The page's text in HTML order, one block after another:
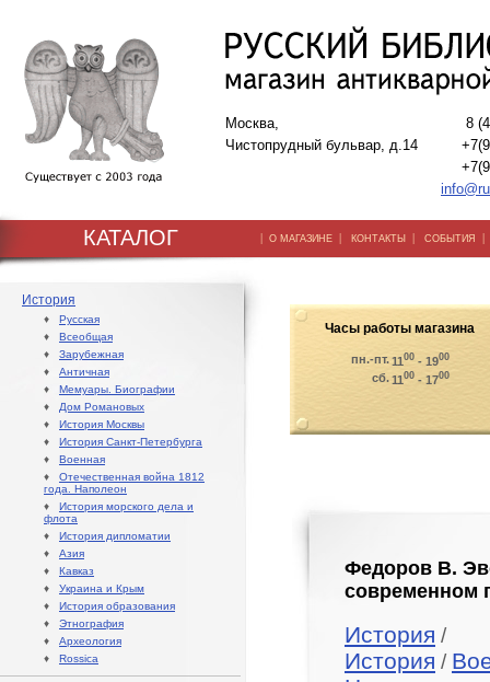
Москва,
Чистопрудный бульвар, д.14
8
КАТАЛОГ | О МАГАЗИНЕ | КОНТАКТЫ | СОБЫТИЯ
История
♦ Русская
♦ Всеобщая
♦ Зарубежная
♦ Античная
♦ Мемуары. Биографии
♦ Дом Романовых
♦ История Москвы
♦ История Санкт-Петербурга
♦ Военная
♦ Отечественная война 1812
года. Наполеон
♦ История морского дела и
флота
♦ История дипломатии
♦ Азия
♦ Кавказ
♦ Украина и Крым
♦ История образования
♦ Этнография
♦ Археология
♦ Rossica
Часы работы магазина
пн.-пт.1100 - 1900
сб.1100 - 1700
Федоров В.
современном
История /
История /